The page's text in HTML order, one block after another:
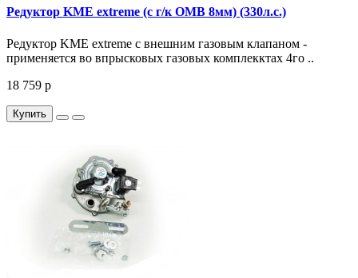
Редуктор KME extreme (с г/к OMB 8мм) (330л.с.)
Редуктор KME extreme с внешним газовым клапаном -
применяется во впрысковых газовых комплекктах 4го ..
18 759 р
Купить